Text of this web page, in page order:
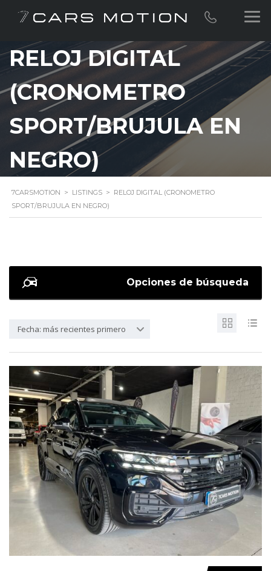
RELOJ DIGITAL
(CRONOMETRO
SPORT/BRUJULA EN
NEGRO)
7CARSMOTION > LISTINGS > RELOJ DIGITAL (CRONOMETRO
SPORT/BRUJULA EN NEGRO)
Opciones de búsqueda
Fecha: más recientes primero